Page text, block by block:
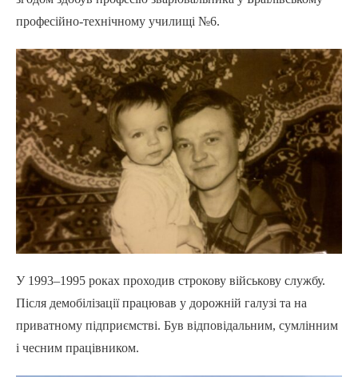
професійно-технічному училищі №6.
У 1993–1995 роках проходив строкову військову службу.
Після демобілізації працював у дорожній галузі та на
приватному підприємстві. Був відповідальним, сумлінним
і чесним працівником.